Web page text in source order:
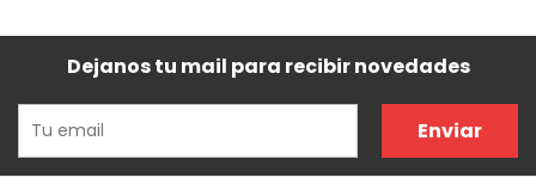
Dejanos tu mail para recibir novedades
Enviar